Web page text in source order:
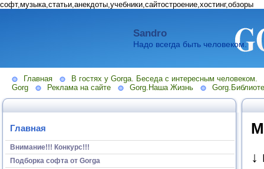
софт,музыка,статьи,анекдоты,учебники,сайтостроение,хостинг,обзоры
Sandro
Надо всегда быть человеком.
Главная
В гостях у Gorga. Беседа с интересным человеком.
Gorg
Реклама на сайте Gorg.Наша Жизнь
Главная
Внимание!!! Конкурс!!!
Подборка софта от Gorga